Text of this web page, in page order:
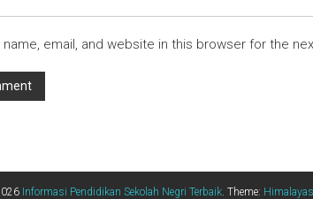
name, email, and website in this browser for the
Informasi Pendidikan Sekolah Negri Terbaik. Theme: Himalayas